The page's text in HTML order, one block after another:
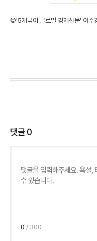
©'5개국어 글로벌 경제신문' 아주
댓글0
0 / 300